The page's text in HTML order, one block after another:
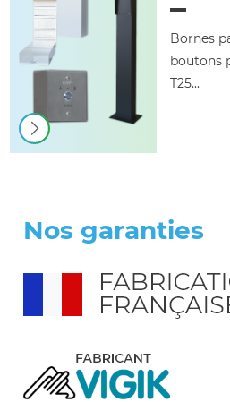
Bornes
boutons
T25...
Nos garanties